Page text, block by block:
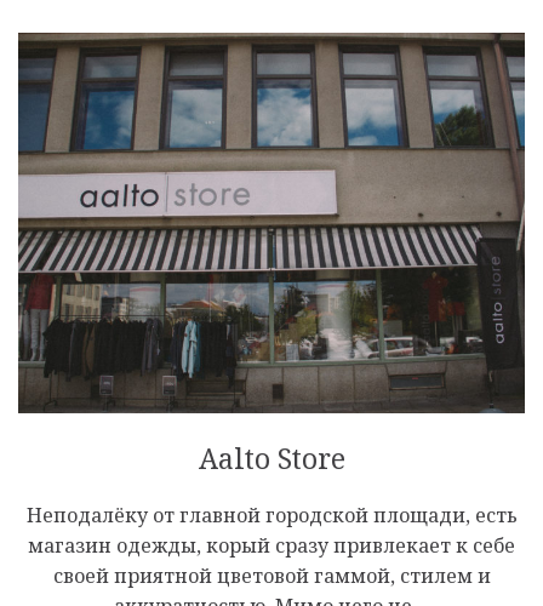
Aalto Store
Неподалёку от главной городской площади, есть
магазин одежды, корый сразу привлекает к себе
своей приятной цветовой гаммой, стилем и